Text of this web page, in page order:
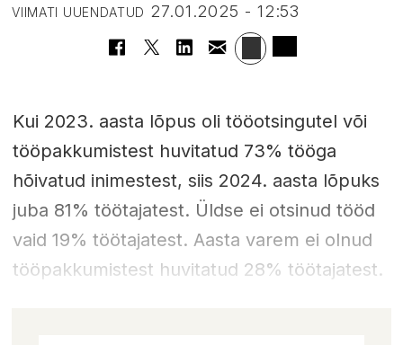
VIIMATI UUENDATUD 27.01.2025 - 12:53
Kui 2023. aasta lõpus oli tööotsingutel või
tööpakkumistest huvitatud 73% tööga
hõivatud inimestest, siis 2024. aasta lõpuks
juba 81% töötajatest. Üldse ei otsinud tööd
vaid 19% töötajatest. Aasta varem ei olnud
tööpakkumistest huvitatud 28% töötajatest.